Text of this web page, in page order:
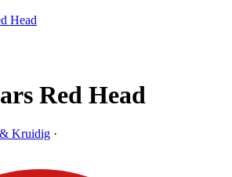
Head
Red Head
Kruidig ·